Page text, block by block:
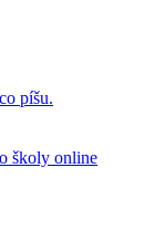
píšu.
školy online